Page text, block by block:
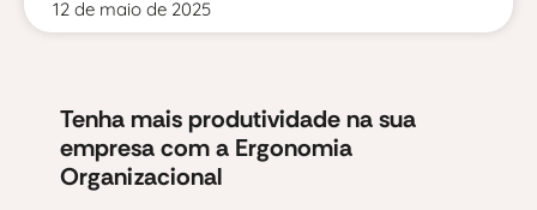
12 de maio de 2025
Tenha mais produtividade na sua
empresa com a Ergonomia
Organizacional